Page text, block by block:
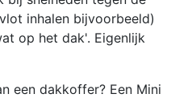
inhalen bijvoorbeeld)
op het dak'. Eigenlijk
een dakkoffer? Een Mini